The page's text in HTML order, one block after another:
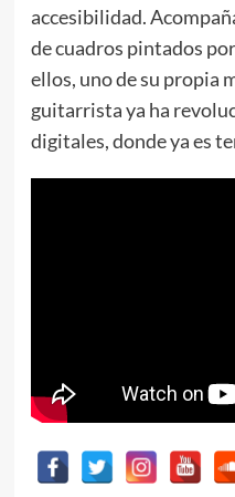
accesibilidad.
de cuadros pintados
ellos, uno de su propia
guitarrista ya ha
digitales, donde ya es